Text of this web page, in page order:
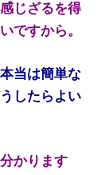
じざるを得
ですから。
当は簡単な
したらよい
かります